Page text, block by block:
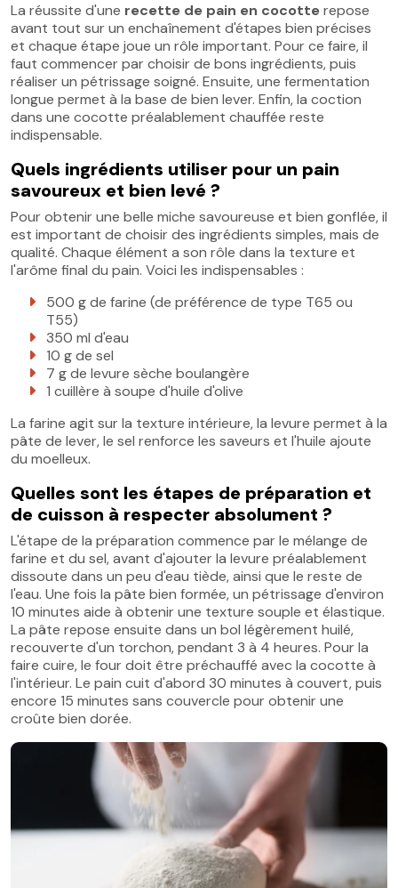
La réussite d'une recette de pain en cocotterepose
avant tout sur un enchaînement d'étapes bien précises
et chaque étape joue un rôle important. Pour ce faire, il
faut commencer par choisir de bons ingrédients, puis
réaliser un pétrissage soigné. Ensuite, une fermentation
longue permet à la base de bien lever. Enfin, la coction
dans une cocotte préalablement chauffée reste
indispensable.
Quels ingrédients utiliser pour un pain
savoureux et bien levé ?
Pour obtenir une belle miche savoureuse et bien gonflée, il
est important de choisir des ingrédients simples, mais de
qualité. Chaque élément a son rôle dans la texture et
l'arôme final du pain. Voici les indispensables :
500 g de farine (de préférence de type T65 ou
T55)
350 ml d'eau
10 g de sel
7 g de levure sèche boulangère
1 cuillère à soupe d'huile d'olive
La farine agit sur la texture intérieure, la levure permet à la
pâte de lever, le sel renforce les saveurs et l'huile ajoute
du moelleux.
Quelles sont les étapes de préparation et
de cuisson à respecter absolument ?
L'étape de la préparation commence par le mélange de
farine et du sel, avant d'ajouter la levure préalablement
dissoute dans un peu d'eau tiède, ainsi que le reste de
l'eau. Une fois la pâte bien formée, un pétrissage d'environ
10 minutes aide à obtenir une texture souple et élastique.
La pâte repose ensuite dans un bol légèrement huilé,
recouverte d'un torchon, pendant 3 à 4 heures. Pour la
faire cuire, le four doit être préchauffé avec la cocotte à
l'intérieur. Le pain cuit d'abord 30 minutes à couvert, puis
encore 15 minutes sans couvercle pour obtenir une
croûte bien dorée.